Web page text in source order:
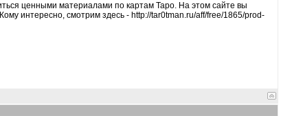
ценными материалами по картам Таро. На этом сайте вы
интересно, смотрим здесь - http://tar0tman.ru/aff/free/1865/prod-